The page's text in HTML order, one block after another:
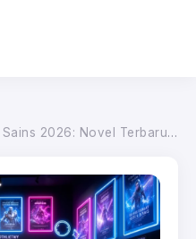
2026: Novel Terbaru Paling Dinanti